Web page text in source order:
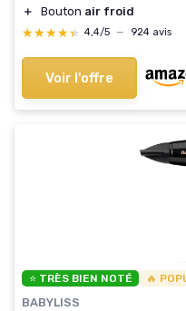
＋ Bouton air froid
★★★★★
★★★★★ 4,4/5 — 924 avis
Voir l'offre
⭐ TRÈS BIEN NOTÉ 🔥
BABYLISS